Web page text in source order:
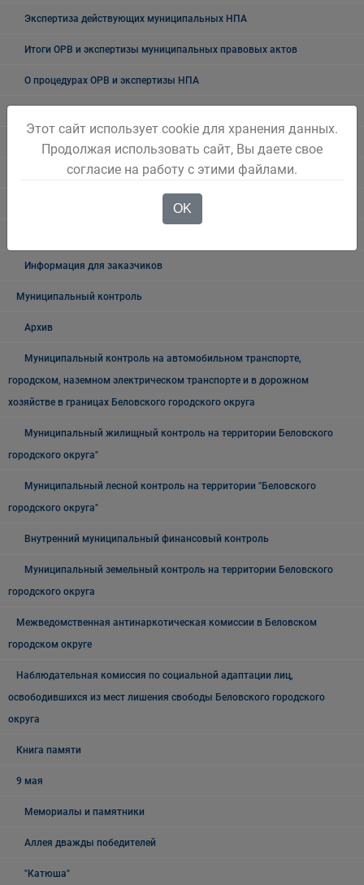
Экспертиза действующих муниципальных НПА
Итоги ОРВ и экспертизы муниципальных правовых актов
О процедурах ОРВ и экспертизы НПА
Их именами названы улицы города
Ликвидация аварийного жилья
Информация для заказчиков
Муниципальный контроль
Архив
Муниципальный контроль на автомобильном транспорте,
городском, наземном электрическом транспорте и в дорожном
хозяйстве в границах Беловского городского округа
Муниципальный жилищный контроль на территории Беловского
городского округа"
Муниципальный лесной контроль на территории "Беловского
городского округа"
Внутренний муниципальный финансовый контроль
Муниципальный земельный контроль на территории Беловского
городского округа
Межведомственная антинаркотическая комиссии в Беловском
городском округе
Наблюдательная комиссия по социальной адаптации лиц,
освободившихся из мест лишения свободы Беловского городского
округа
Книга памяти
9 мая
Мемориалы и памятники
Аллея дважды победителей
"Катюша"
Этот сайт использует cookie для хранения данных.
Продолжая использовать сайт, Вы даете свое
согласие на работу с этими файлами.
OK